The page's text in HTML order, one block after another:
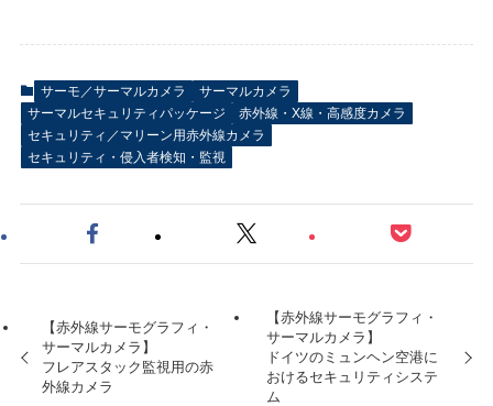
サーモ／サーマルカメラ
サーマルカメラ
サーマルセキュリティパッケージ
赤外線・X線・高感度カメラ
セキュリティ／マリーン用赤外線カメラ
セキュリティ・侵入者検知・監視
【赤外線サーモグラフィ・
サーマルカメラ】
フレアスタック監視用の赤
外線カメラ
【赤外線サーモグラフィ・
サーマルカメラ】
ドイツのミュンヘン空港に
おけるセキュリティシステ
ム